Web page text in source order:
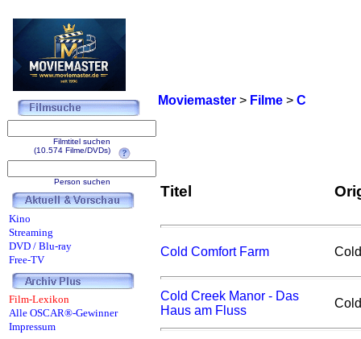
Moviemaster > Filme > C
Titel
Cold Comfort Farm
Cold Creek Manor - Das
Haus am Fluss
Filmtitel suchen
(10.574 Filme/DVDs)
Person suchen
Kino
Streaming
DVD / Blu-ray
Free-TV
Film-Lexikon
Alle OSCAR®-Gewinner
Impressum